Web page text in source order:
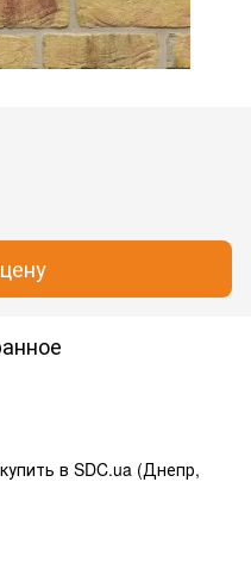
в SDC.ua (Днепр,